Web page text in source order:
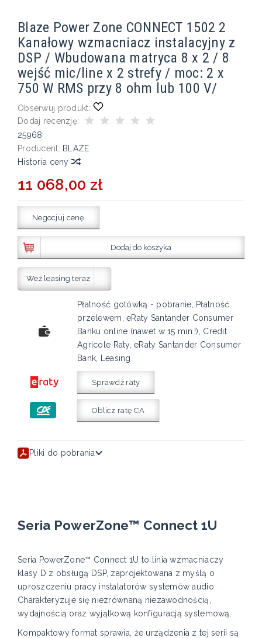
Blaze Power Zone CONNECT 1502 2
Kanałowy wzmacniacz instalacyjny z
DSP / Wbudowana matryca 8 x 2 / 8
wejść mic/line x 2 strefy / moc: 2 x
750 W RMS przy 8 ohm lub 100 V/
Obserwuj produkt:
Dodaj recenzję:
25968
Producent: BLAZE
Historia ceny
11 068,00 zł
Negocjuj cenę
Dodaj do koszyka
Weź leasing teraz
Płatność gotówką - pobranie, Płatność
przelewem, eRaty Santander Consumer
Banku online (nawet w 15 min.!), Credit
Agricole Raty, eRaty Santander Consumer
Bank, Leasing
Sprawdź raty
Oblicz ratę CA
Pliki do pobrania
Seria PowerZone™ Connect 1U
Seria PowerZone™ Connect 1U to linia wzmacniaczy
klasy D z obsługą DSP, zaprojektowana z myślą o
uproszczeniu pracy instalatorów systemów audio.
Charakteryzuje się niezrównaną niezawodnością,
wydajnością oraz wyjątkową konfiguracją systemową.
Kompaktowy format sprawia, że urządzenia z tej serii są